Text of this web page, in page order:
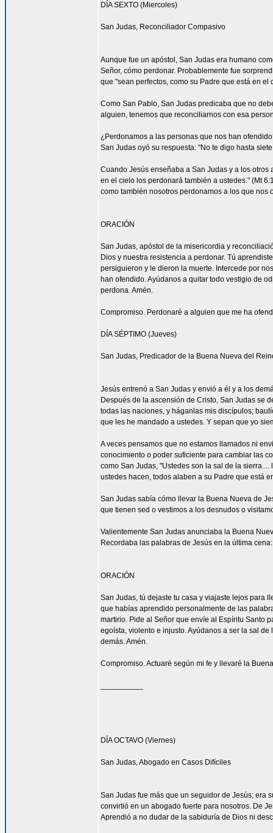
DÍA SEXTO (Miercoles)
San Judas, Reconciliador Compasivo
Aunque fue un apóstol, San Judas era humano
Señor, cómo perdonar. Probablemente fue
que "sean perfectos, como su Padre que está en el
Como San Pablo, San Judas predicaba que no
alguien, tenemos que reconciliarnos con esa
¿Perdonamos a las personas que nos han
San Judas oyó su respuesta: "No te digo hasta
Cuando Jesús enseñaba a San Judas y a los
en el cielo los perdonará también a ustedes." (Mt
como también nosotros perdonamos a los que nos
ORACIÓN
San Judas, apóstol de la misericordia y
Dios y nuestra resistencia a perdonar. Tú
persiguieron y le dieron la muerte. Intercede por
han ofendido. Ayúdanos a quitar todo vestigio de
perdona. Amén.
Compromiso. Perdonaré a alguien que me ha
DÍA SÉPTIMO (Jueves)
San Judas, Predicador de la Buena Nueva del
Jesús entrenó a San Judas y envió a él y a los
Después de la ascensión de Cristo, San Judas se
todas las naciones, y háganlas mis discípulos;
que les he mandado a ustedes. Y sepan que yo
A veces pensamos que no estamos llamados ni
conocimiento o poder suficiente para cambiar las
como San Judas, "Ustedes son la sal de la
ustedes hacen, todos alaben a su Padre que está
San Judas sabía cómo llevar la Buena Nueva de
que tienen sed o vestimos a los desnudos o
Valientemente San Judas anunciaba la Buena
Recordaba las palabras de Jesús en la última
ORACIÓN
San Judas, tú dejaste tu casa y viajaste lejos para
que habías aprendido personalmente de las
martirio. Pide al Señor que envíe al Espíritu Santo
egoísta, violento e injusto. Ayúdanos a ser la sal
demás. Amén.
Compromiso. Actuaré según mi fe y llevaré la
DÍA OCTAVO (Viernes)
San Judas, Abogado en Casos Difíciles
San Judas fue más que un seguidor de Jesús; era
convirtió en un abogado fuerte para nosotros. De
Aprendió a no dudar de la sabiduría de Dios ni